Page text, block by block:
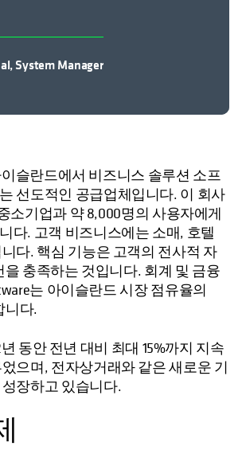
System Manager
이슬란드에서 비즈니스 솔루션 소프
선도적인 공급업체입니다. 이 회사
소기업과 약 8,000명의 사용자에게
다. 고객 비즈니스에는 소매, 호텔
다. 핵심 기능은 고객의 전사적 자
을 충족하는 것입니다. 회계 및 금융
는 아이슬란드 시장 점유율의
니다.
동안 전년 대비 최대 15%까지 지속
으며, 전자상거래와 같은 새로운 기
장하고 있습니다.